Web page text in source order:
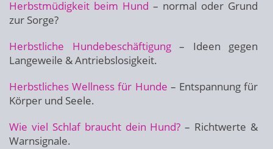
Herbstmüdigkeit beim Hund – normal oder Grund
zur Sorge?
Herbstliche Hundebeschäftigung– Ideen gegen
Langeweile & Antriebslosigkeit.
Herbstliches Wellness für Hunde – Entspannung für
Körper und Seele.
Wie viel Schlaf braucht dein Hund? – Richtwerte &
Warnsignale.